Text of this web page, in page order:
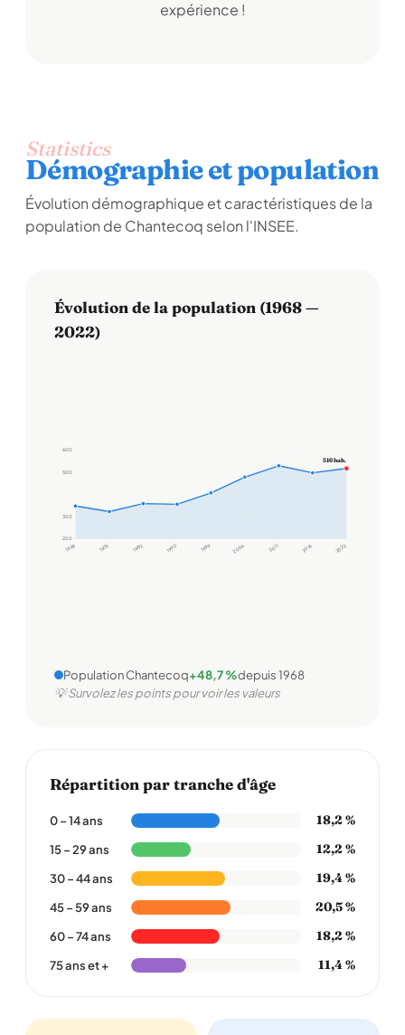
expérience !
Statistics
Démographie et population
Évolution démographique et caractéristiques de la
population de Chantecoq selon l'INSEE.
Évolution de la population (1968 —
2022)
200
300
500
600
1968 1975 1982 1990 1999 2006 2011 2016 2022
516 hab.
Population Chantecoq+48,7 %depuis 1968
💡 Survolez les points pour voir les valeurs
Répartition par tranche d'âge
0 – 14 ans 18,2 %
15 – 29 ans 12,2 %
30 – 44 ans 19,4 %
45 – 59 ans 20,5 %
60 – 74 ans 18,2 %
75 ans et + 11,4 %